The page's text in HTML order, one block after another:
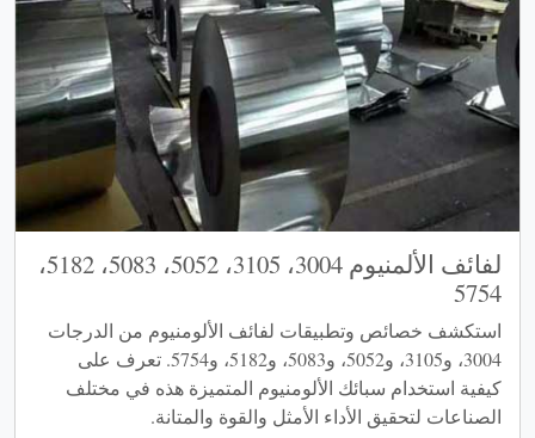
لفائف الألمنيوم 3004، 3105، 5052، 5083، 5182،
5754
استكشف خصائص وتطبيقات لفائف الألومنيوم من الدرجات
3004، و3105، و5052، و5083، و5182، و5754. تعرف على
كيفية استخدام سبائك الألومنيوم المتميزة هذه في مختلف
الصناعات لتحقيق الأداء الأمثل والقوة والمتانة.